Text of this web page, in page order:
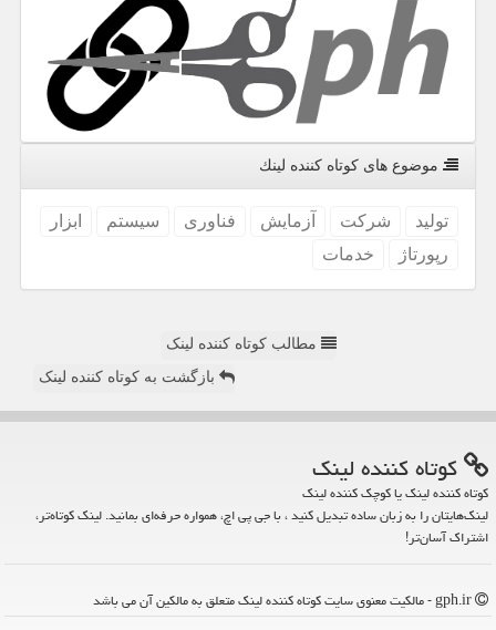
موضوع های كوتاه كننده لینك
تولید شركت آزمایش فناوری سیستم
ابزار
رپورتاژ
خدمات
مطالب کوتاه کننده لینک
بازگشت به کوتاه کننده لینک
كوتاه كننده لینك
کوتاه کننده لینک یا کوچک کننده لینک
لینک‌هایتان را به زبان ساده تبدیل کنید ، با جی پی اچ، همواره حرفه‌ای بمانید. لینک کوتاه‌تر،
اشتراک آسان‌تر!